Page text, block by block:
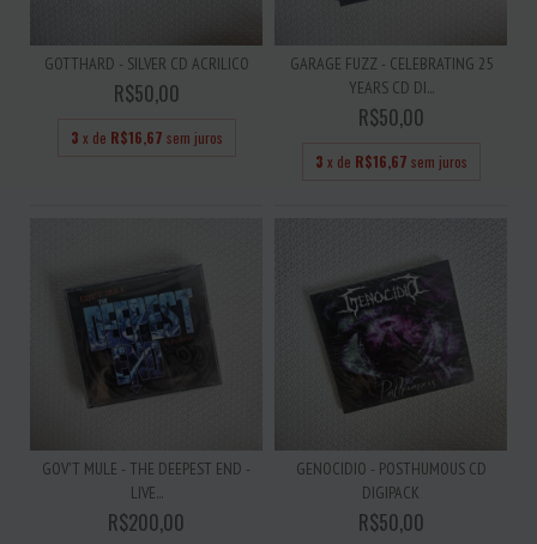
GOTTHARD - SILVER CD ACRILICO
R$50,00
3 x de R$16,67 sem juros
GARAGE FUZZ - CELEBRATING 25
YEARS CD DI...
R$50,00
3 x de R$16,67 sem juros
GOV'T MULE - THE DEEPEST END -
LIVE...
R$200,00
GENOCIDIO - POSTHUMOUS CD
DIGIPACK
R$50,00